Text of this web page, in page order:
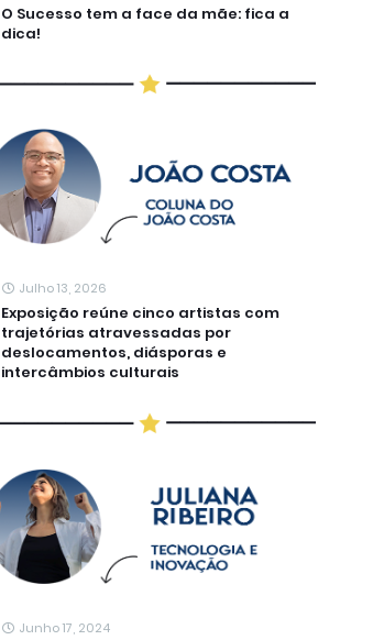
O Sucesso tem a face da mãe: fica a
dica!
Julho 13, 2026
Exposição reúne cinco artistas com
trajetórias atravessadas por
deslocamentos, diásporas e
intercâmbios culturais
Junho 17, 2024